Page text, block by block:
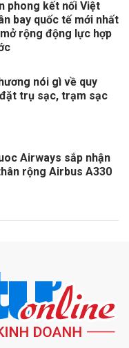
phong kết nối Việt
bay quốc tế mới nhất
rộng động lực hợp
nói gì về quy
trụ sạc, trạm sạc
Airways sắp nhận
rộng Airbus A330